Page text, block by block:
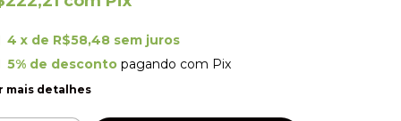
4 x de R$58,48 sem juros
5% de descontopagando com Pix
mais detalhes